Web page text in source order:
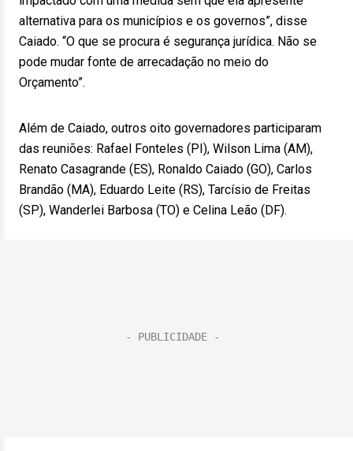
alternativa para os municípios e os governos”, disse
Caiado. “O que se procura é segurança jurídica. Não se
pode mudar fonte de arrecadação no meio do
Orçamento”.
Além de Caiado, outros oito governadores participaram
das reuniões: Rafael Fonteles (PI), Wilson Lima (AM),
Renato Casagrande (ES), Ronaldo Caiado (GO), Carlos
Brandão (MA), Eduardo Leite (RS), Tarcísio de Freitas
(SP), Wanderlei Barbosa (TO) e Celina Leão (DF).